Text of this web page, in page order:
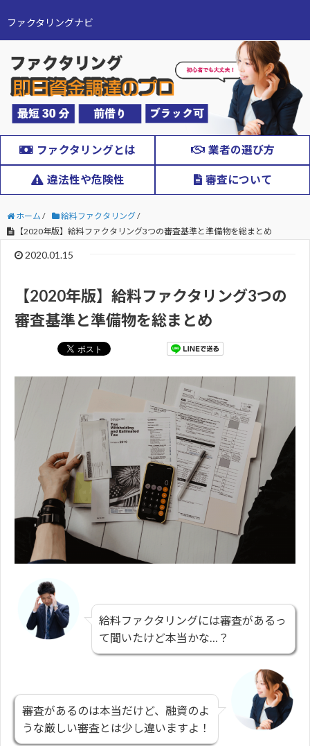
ファクタリングナビ
ファクタリングとは 業者の選び方
違法性や危険性 審査について
ホーム / 給料ファクタリング/
【2020年版】給料ファクタリング3つの審査基準と準備物を総まとめ
2020.01.15
【2020年版】給料ファクタリング3つの
審査基準と準備物を総まとめ
給料ファクタリングには審査があるっ
て聞いたけど本当かな…？
審査があるのは本当だけど、融資のよ
うな厳しい審査とは少し違いますよ！